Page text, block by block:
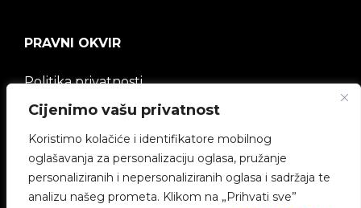
Cijenimo vašu privatnost
Koristimo kolačiće i identifikatore mobilnog
oglašavanja za personalizaciju oglasa, pružanje
personaliziranih i nepersonaliziranih oglasa i sadržaja te
analizu našeg prometa. Klikom na „Prihvati sve”
PRAVNI OKVIR
Politika privatnosti
Pravna napomena
Politika kolačića
Etički kanal